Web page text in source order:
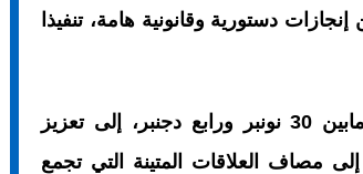
دستورية وقانونية هامة، تنفيذا
ودعا الوفد التركي، الذي يقوم بزيارة للمغرب مابين 30 نونبر ورابع دجنبر، إلى تعزيز
مصاف العلاقات المتينة التي تجمع